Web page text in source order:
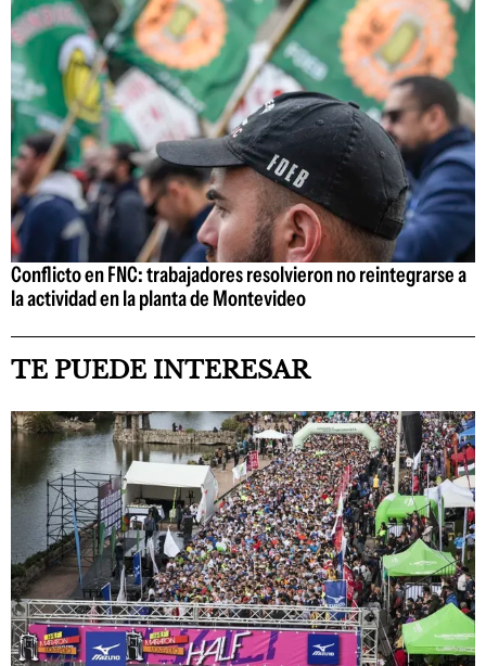
Conflicto en FNC: trabajadores resolvieron no reintegrarse a
la actividad en la planta de Montevideo
TE PUEDE INTERESAR